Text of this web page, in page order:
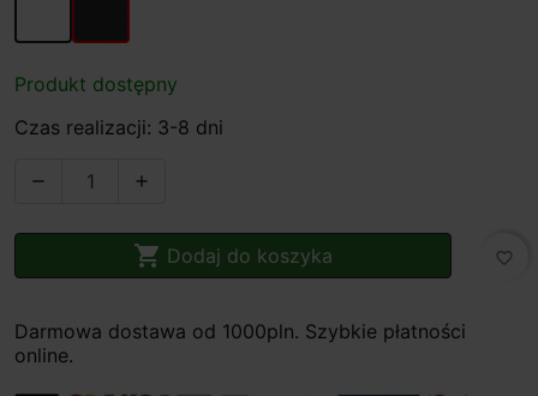
Produkt dostępny
Czas realizacji: 3-8 dni
 
 Dodaj do koszyka favorite_border
Darmowa dostawa od 1000pln. Szybkie płatności
online.